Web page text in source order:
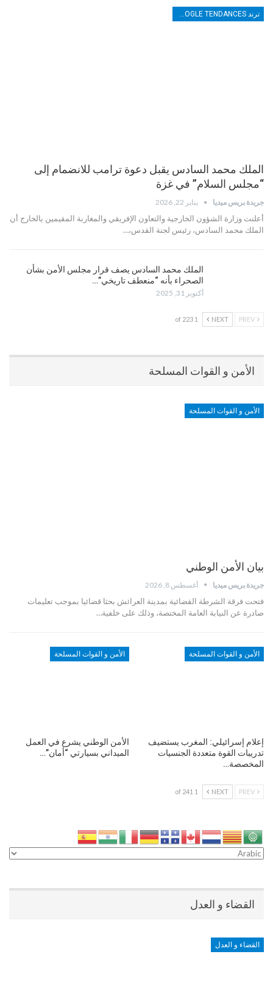
الملك محمد السادس يقبل دعوة ترامب للانضمام إلى
“مجلس السلام” في غزة
جريدة بريس ميديا يناير 22, 2026
أعلنت وزارة الشؤون الخارجية والتعاون الإفريقي والمغاربة المقيمين بالخارج أن
الملك محمد السادس، رئيس لجنة القدس،…
الملك محمد السادس يصف قرار مجلس الأمن بشأن
الصحراء بأنه “منعطف تاريخي”…
أكتوبر 31, 2025
NEXT
1 of 223
الأمن و القوات المسلحة
الأمن و القوات المسلحة
بيان الأمن الوطني
جريدة بريس ميديا أغسطس 8, 2026
فتحت فرقة الشرطة القضائية بمدينة العرائش بحثا قضائيا بموجب تعليمات
صادرة عن النيابة العامة المختصة، وذلك على خلفية…
الأمن و القوات المسلحة
إعلام إسرائيلي: المغرب يستضيف
تدريبات القوة متعددة الجنسيات
المخصصة…
الأمن و القوات المسلحة
الأمن الوطني يشرع في العمل
الميداني بسيارتي “أمان”…
NEXT
1 of 241
القضاء و العدل
القضاء و العدل